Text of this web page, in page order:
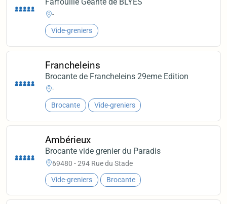
-
Vide-greniers
Francheleins
Brocante de Francheleins 29eme Edition
-
Brocante Vide-greniers
Ambérieux
Brocante vide grenier du Paradis
69480 - 294 Rue du Stade
Vide-greniers Brocante